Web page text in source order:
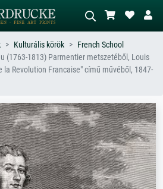
MI-képkereső
stílus
egy fa mellett.
Kulturális körök
French School
(1763-1813) Parmentier metszetéből, Louis
la Revolution Francaise" című művéből, 1847-